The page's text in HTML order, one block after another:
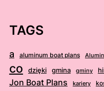
TAGS
a aluminum boat plans
co dzięki gmina gminy
Jon Boat Plans kariery